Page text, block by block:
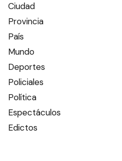
Ciudad
Provincia
País
Mundo
Deportes
Policiales
Política
Espectáculos
Edictos